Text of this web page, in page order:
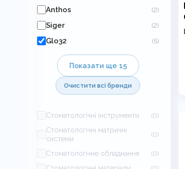
Anthos (2)
Siger (2)
Glo32 (5)
Показати ще 15
Очистити всі бренди
Стоматологічні інструменти (0)
Стоматологічні матричні
системи
(0)
Стоматологічне обладнання (0)